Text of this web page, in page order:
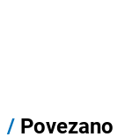
/ Povezano